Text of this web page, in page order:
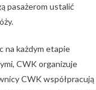
pasażerom ustalić
na każdym etapie
CWK organizuje
CWK współpracują